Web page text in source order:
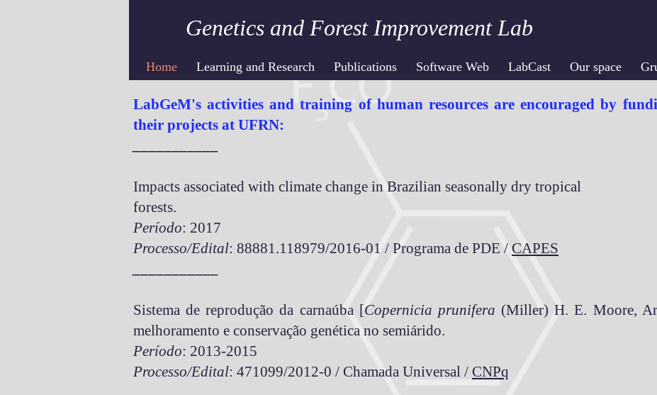
Genetics and Forest Improvement Lab
Home Learning and Research Publications Software Web LabCast Our space
LabGeM's activities and training of human resources are encouraged by
their projects at UFRN:
Impacts associated with climate change in Brazilian seasonally dry tropical
forests.
Período: 2017
Processo/Edital: 88881.118979/2016-01 / Programa de PDE / CAPES
Sistema de reprodução da carnaúba [Copernicia prunifera (Miller) H. E. Moore,
melhoramento e conservação genética no semiárido.
Período: 2013-2015
Processo/Edital: 471099/2012-0 / Chamada Universal / CNPq